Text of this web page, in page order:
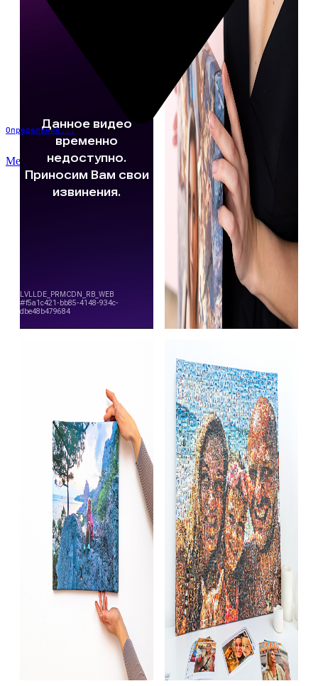
Определение...
Меню